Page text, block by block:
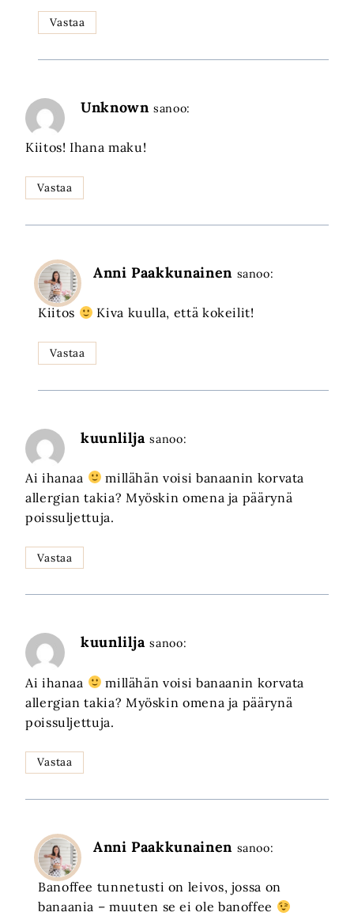
Vastaa
Unknown sanoo:
Kiitos! Ihana maku!
Vastaa
Anni Paakkunainen sanoo:
Kiitos Kiva kuulla, että kokeilit!
Vastaa
kuunlilja sanoo:
Ai ihanaa
millähän voisi banaanin korvata
allergian takia? Myöskin omena ja päärynä
poissuljettuja.
Vastaa
kuunlilja sanoo:
Ai ihanaa
millähän voisi banaanin korvata
allergian takia? Myöskin omena ja päärynä
poissuljettuja.
Vastaa
Anni Paakkunainen sanoo:
Banoffee tunnetusti on leivos, jossa on
banaania – muuten se ei ole banoffee